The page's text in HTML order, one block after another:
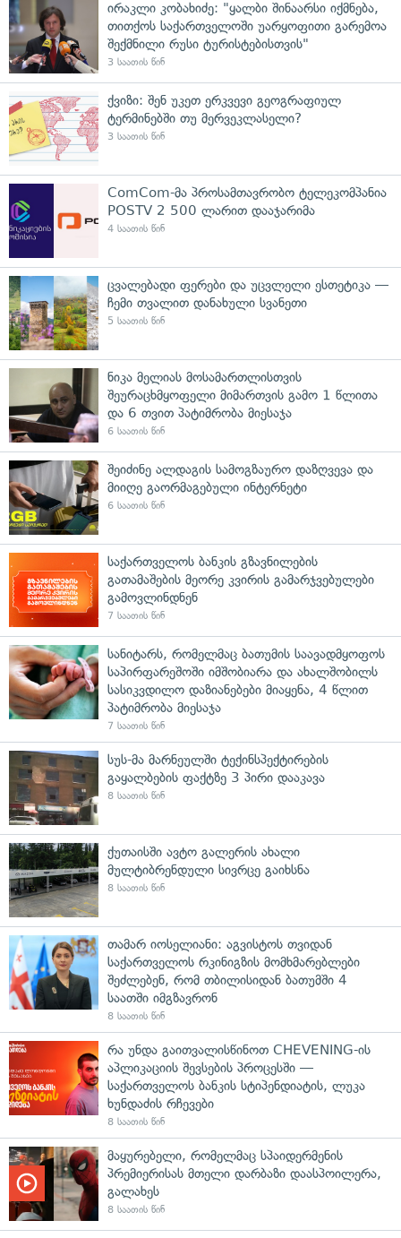
ირაკლი კობახიძე: "ყალბი შინაარსი იქმნება,
თითქოს საქართველოში უარყოფითი გარემოა
შექმნილი რუსი ტურისტებისთვის"
3 საათის წინ
ქვიზი: შენ უკეთ ერკვევი გეოგრაფიულ
ტერმინებში თუ მერვეკლასელი?
3 საათის წინ
ComCom-მა პროსამთავრობო ტელეკომპანია
POSTV 2 500 ლარით დააჯარიმა
4 საათის წინ
ცვალებადი ფერები და უცვლელი ესთეტიკა —
ჩემი თვალით დანახული სვანეთი
5 საათის წინ
ნიკა მელიას მოსამართლისთვის
შეურაცხმყოფელი მიმართვის გამო 1 წლითა
და 6 თვით პატიმრობა მიესაჯა
6 საათის წინ
შეიძინე ალდაგის სამოგზაურო დაზღვევა და
მიიღე გაორმაგებული ინტერნეტი
6 საათის წინ
საქართველოს ბანკის გზავნილების
გათამაშების მეორე კვირის გამარჯვებულები
გამოვლინდნენ
7 საათის წინ
სანიტარს, რომელმაც ბათუმის საავადმყოფოს
საპირფარეშოში იმშობიარა და ახალშობილს
სასიკვდილო დაზიანებები მიაყენა, 4 წლით
პატიმრობა მიესაჯა
7 საათის წინ
სუს-მა მარნეულში ტექინსპექტირების
გაყალბების ფაქტზე 3 პირი დააკავა
8 საათის წინ
ქუთაისში ავტო გალერის ახალი
მულტიბრენდული სივრცე გაიხსნა
8 საათის წინ
თამარ იოსელიანი: აგვისტოს თვიდან
საქართველოს რკინიგზის მომხმარებლები
შეძლებენ, რომ თბილისიდან ბათუმში 4
საათში იმგზავრონ
8 საათის წინ
რა უნდა გაითვალისწინოთ CHEVENING-ის
აპლიკაციის შევსების პროცესში —
საქართველოს ბანკის სტიპენდიატის, ლუკა
ხუნდაძის რჩევები
8 საათის წინ
მაყურებელი, რომელმაც სპაიდერმენის
პრემიერისას მთელი დარბაზი დაასპოილერა,
გალახეს
8 საათის წინ